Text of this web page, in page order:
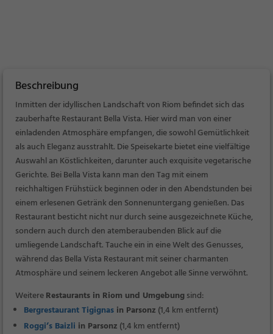
Beschreibung
Inmitten der idyllischen Landschaft von Riom befindet sich das
zauberhafte Restaurant Bella Vista. Hier wird man von einer
einladenden Atmosphäre empfangen, die sowohl Gemütlichkeit
als auch Eleganz ausstrahlt. Die Speisekarte bietet eine vielfältige
Auswahl an Köstlichkeiten, darunter auch exquisite vegetarische
Gerichte. Bei Bella Vista kann man den Tag mit einem
reichhaltigen Frühstück beginnen oder in den Abendstunden bei
einem erlesenen Getränk den Sonnenuntergang genießen. Das
Restaurant besticht nicht nur durch seine ausgezeichnete Küche,
sondern auch durch den atemberaubenden Blick auf die
umliegende Landschaft. Tauche ein in eine Welt des Genusses,
während das Bella Vista Restaurant mit seiner charmanten
Atmosphäre und seinem leckeren Angebot alle Sinne verwöhnt.
WeitereRestaurants in Riom und Umgebungsind:
Bergrestaurant Tigignas in Parsonz (1,4 km entfernt)
Roggi’s Baizli in Parsonz (1,4 km entfernt)